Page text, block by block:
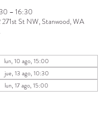
– 16:30
271st St NW, Stanwood, WA
lun, 10 ago, 15:00
jue, 13 ago, 10:30
lun, 17 ago, 15:00